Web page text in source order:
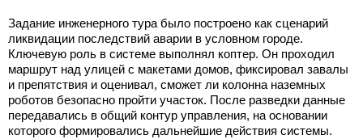
Задание инженерного тура было построено как сценарий
ликвидации последствий аварии в условном городе.
Ключевую роль в системе выполнял коптер. Он проходил
маршрут над улицей с макетами домов, фиксировал завалы
и препятствия и оценивал, сможет ли колонна наземных
роботов безопасно пройти участок. После разведки данные
передавались в общий контур управления, на основании
которого формировались дальнейшие действия системы.